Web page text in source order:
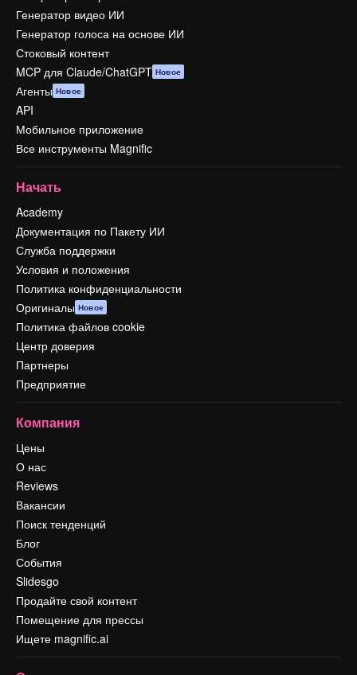
Генератор видео ИИ
Генератор голоса на основе ИИ
Стоковый контент
MCP для Claude/ChatGPT Новое
Агенты Новое
API
Мобильное приложение
Все инструменты Magnific
Начать
Academy
Документация по Пакету ИИ
Служба поддержки
Условия и положения
Политика конфиденциальности
Оригиналы Новое
Политика файлов cookie
Центр доверия
Партнеры
Предприятие
Компания
Цены
О нас
Reviews
Вакансии
Поиск тенденций
Блог
События
Slidesgo
Продайте свой контент
Помещение для прессы
Ищете magnific.ai